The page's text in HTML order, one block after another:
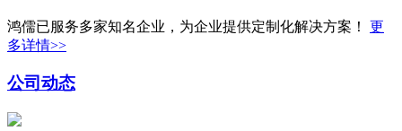
鸿儒已服务多家知名企业，为企业提供定制化解决方案！ 更
多详情>>
公司动态